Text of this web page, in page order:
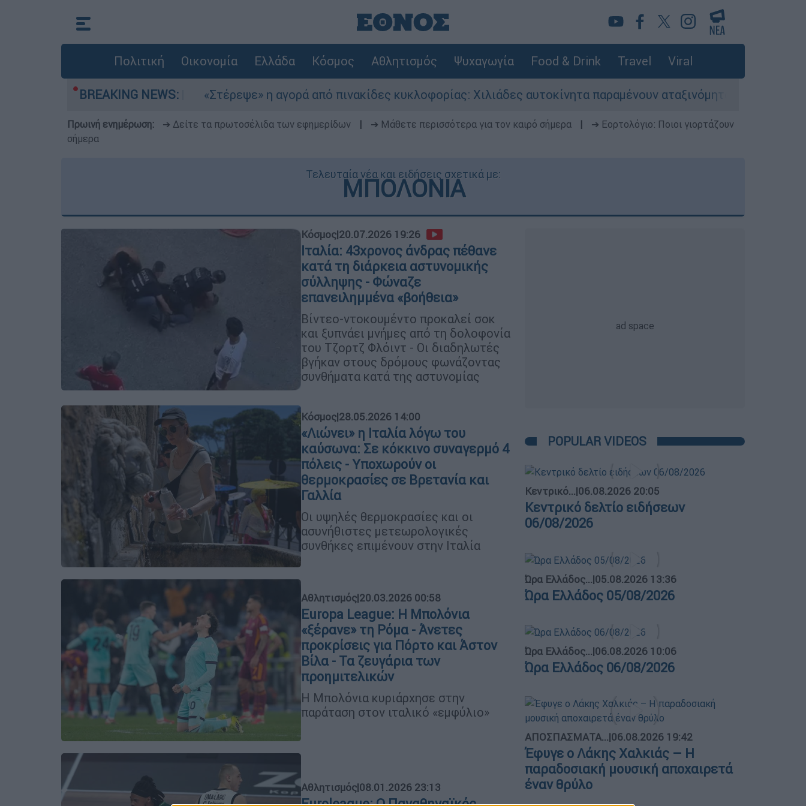
Πολιτική Οικονομία Ελλάδα Κόσμος Αθλητισμός Ψυχαγωγία Food & Drink Travel Viral
BREAKING NEWS:
στο Αιγαίο «Στέρεψε» η αγορά από πινακίδες κυκλοφορίας: Χιλιάδες αυτοκίνητα παραμένουν αταξινόμητα - Λύση αναζητά το
Πρωινή ενημέρωση: ➔ Δείτε τα πρωτοσέλιδα των εφημερίδων ➔ Μάθετε περισσότερα για τον καιρό σήμερα
➔ Εορτολόγιο: Ποιοι γιορτάζουν
σήμερα
Τελευταία νέα και ειδήσεις σχετικά με:
ΜΠΟΛΟΝΙΑ
Κόσμος|20.07.2026 19:26
Ιταλία: 43χρονος άνδρας πέθανε
κατά τη διάρκεια αστυνομικής
σύλληψης - Φώναζε
επανειλημμένα «βοήθεια»
Βίντεο-ντοκουμέντο προκαλεί σοκ
και ξυπνάει μνήμες από τη δολοφονία
του Τζορτζ Φλόιντ - Οι διαδηλωτές
βγήκαν στους δρόμους φωνάζοντας
συνθήματα κατά της αστυνομίας
Κόσμος|28.05.2026 14:00
«Λιώνει» η Ιταλία λόγω του
καύσωνα: Σε κόκκινο συναγερμό 4
πόλεις - Υποχωρούν οι
θερμοκρασίες σε Βρετανία και
Γαλλία
Οι υψηλές θερμοκρασίες και οι
ασυνήθιστες μετεωρολογικές
συνθήκες επιμένουν στην Ιταλία
Αθλητισμός|20.03.2026 00:58
Europa League: Η Μπολόνια
«ξέρανε» τη Ρόμα - Άνετες
προκρίσεις για Πόρτο και Άστον
Βίλα - Τα ζευγάρια των
προημιτελικών
Η Μπολόνια κυριάρχησε στην
παράταση στον ιταλικό «εμφύλιο»
Αθλητισμός|08.01.2026 23:13
POPULAR VIDEOS
Κεντρικό...|06.08.2026 20:05
Κεντρικό δελτίο ειδήσεων
06/08/2026
Ώρα Ελλάδος...|05.08.2026 13:36
Ώρα Ελλάδος 05/08/2026
Ώρα Ελλάδος...|06.08.2026 10:06
Ώρα Ελλάδος 06/08/2026
ΑΠΟΣΠΑΣΜΑΤΑ...|06.08.2026 19:42
Έφυγε ο Λάκης Χαλκιάς – Η
παραδοσιακή μουσική αποχαιρετά
έναν θρύλο